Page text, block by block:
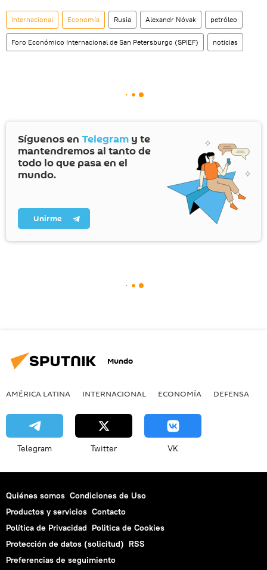
Internacional Economía Rusia Alexandr Nóvak petróleo
Foro Económico Internacional de San Petersburgo (SPIEF) noticias
Síguenos en Telegram y te
mantendremos al tanto de
todo lo que pasa en el
mundo.
Unirme
Mundo
AMÉRICA LATINA INTERNACIONAL ECONOMÍA DEFENSA
Telegram Twitter VK
Quiénes somos Condiciones de Uso
Productos y servicios Contacto
Política de Privacidad Politica de Cookies
Protección de datos (solicitud) RSS
Preferencias de seguimiento